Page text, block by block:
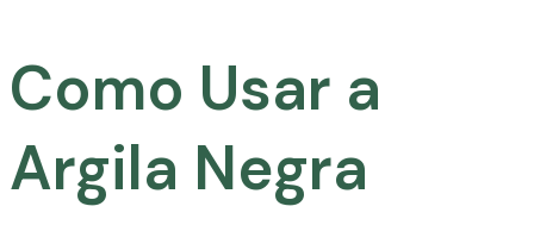
Como Usar a
Argila Negra